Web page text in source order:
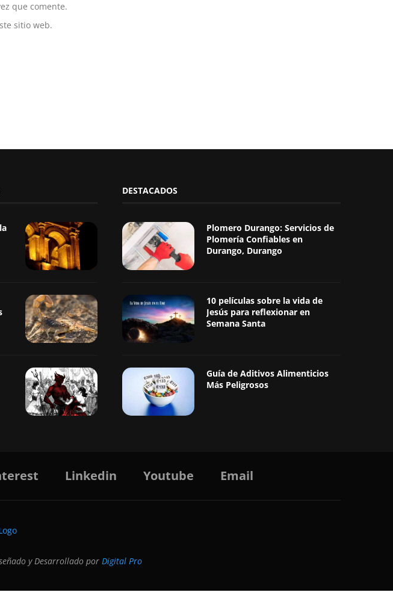
que comente.
sitio web.
DESTACADOS
Plomero Durango: Servicios de
Plomería Confiables en
Durango, Durango
10 películas sobre la vida de
Jesús para reflexionar en
Semana Santa
Guía de Aditivos Alimenticios
Más Peligrosos
Linkedin Youtube Email
y Desarrollado por Digital Pro